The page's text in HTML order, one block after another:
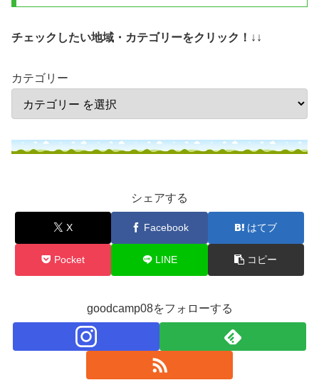
チェックしたい地域・カテゴリーをクリック！ ↓↓
カテゴリー
シェアする
X Facebook はてブ
Pocket LINE コピー
goodcamp08をフォローする